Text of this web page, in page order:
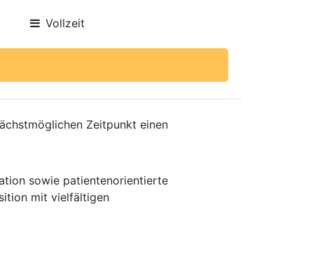
Vollzeit
Zeitpunkt einen
sowie patientenorientierte
mit vielfältigen